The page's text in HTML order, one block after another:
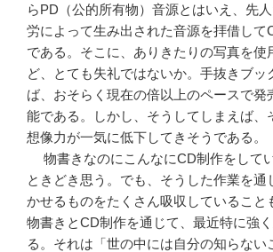
らPD（公的所有物）音源とはいえ、先
労によって生み出された音源を拝借して
である。そこに、ありきたりの写真を使
ど、とても失礼ではないか。手抜きブッ
ば、おそらく現在の倍以上のペースで発
能である。しかし、そうしてしまえば、
想像力が一気に低下してきそうである。
物書きなのにこんなにCD制作をして
ときどき思う。でも、そうした作業を通
かせるものをたくさん吸収していること
物書きとCD制作を通じて、最近特に強
る。それは「世の中には自分の知らない